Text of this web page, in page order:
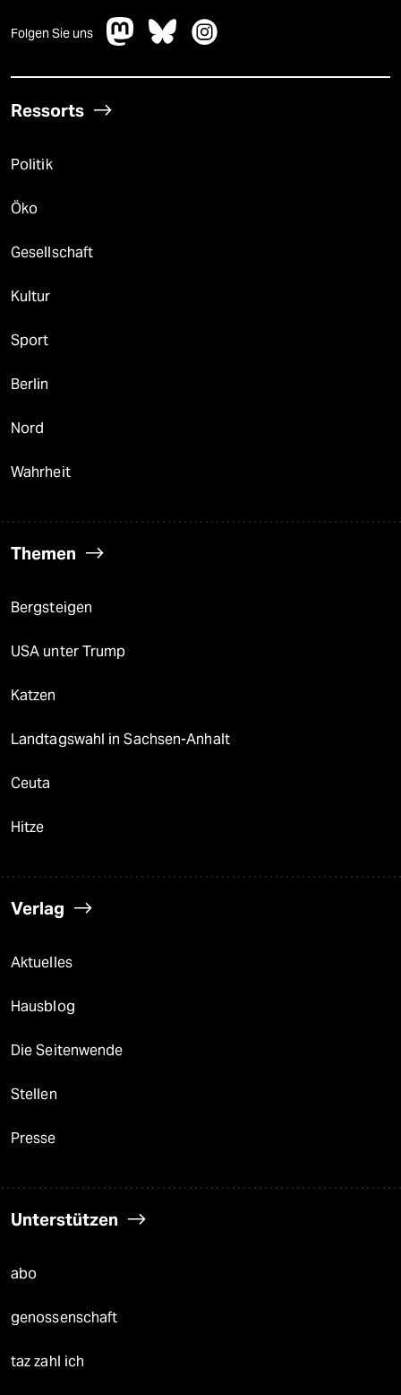
Folgen Sie uns
Ressorts
Politik
Öko
Gesellschaft
Kultur
Sport
Berlin
Nord
Wahrheit
Themen
Bergsteigen
USA unter Trump
Katzen
Landtagswahl in Sachsen-Anhalt
Ceuta
Hitze
Verlag
Aktuelles
Hausblog
Die Seitenwende
Stellen
Presse
Unterstützen
abo
genossenschaft
taz zahl ich